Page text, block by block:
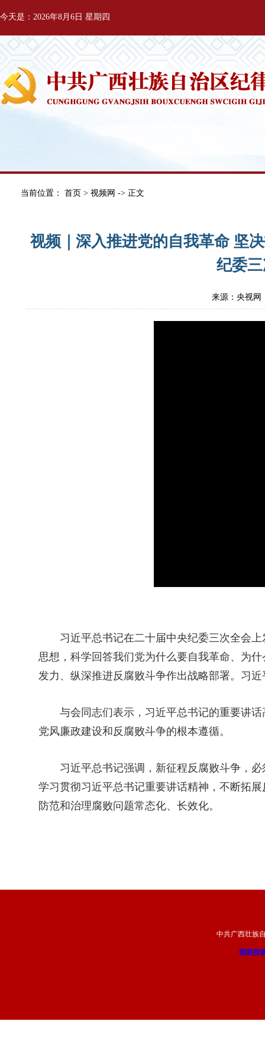
今天是：2026年8月6日 星期四
当前位置： 首页 > 视频网 -> 正文
视频｜深入推进党的自我革命 坚
纪委
来源：央视网
习近平总书记在二十届中央纪委三次全会
思想，科学回答我们党为什么要自我革命、为
发力、纵深推进反腐败斗争作出战略部署。习
与会同志们表示，习近平总书记的重要讲
党风廉政建设和反腐败斗争的根本遵循。
习近平总书记强调，新征程反腐败斗争，
学习贯彻习近平总书记重要讲话精神，不断拓
防范和治理腐败问题常态化、长效化。
中共广西壮族
我要投